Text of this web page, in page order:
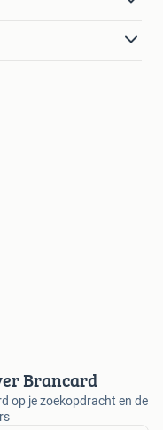
Brancard
op je zoekopdracht en de